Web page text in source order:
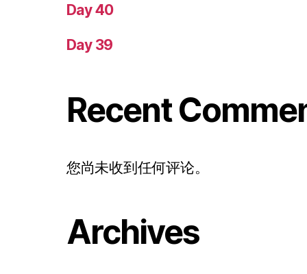
Day 40
Day 39
Recent
您尚未收到任何评论。
Archives